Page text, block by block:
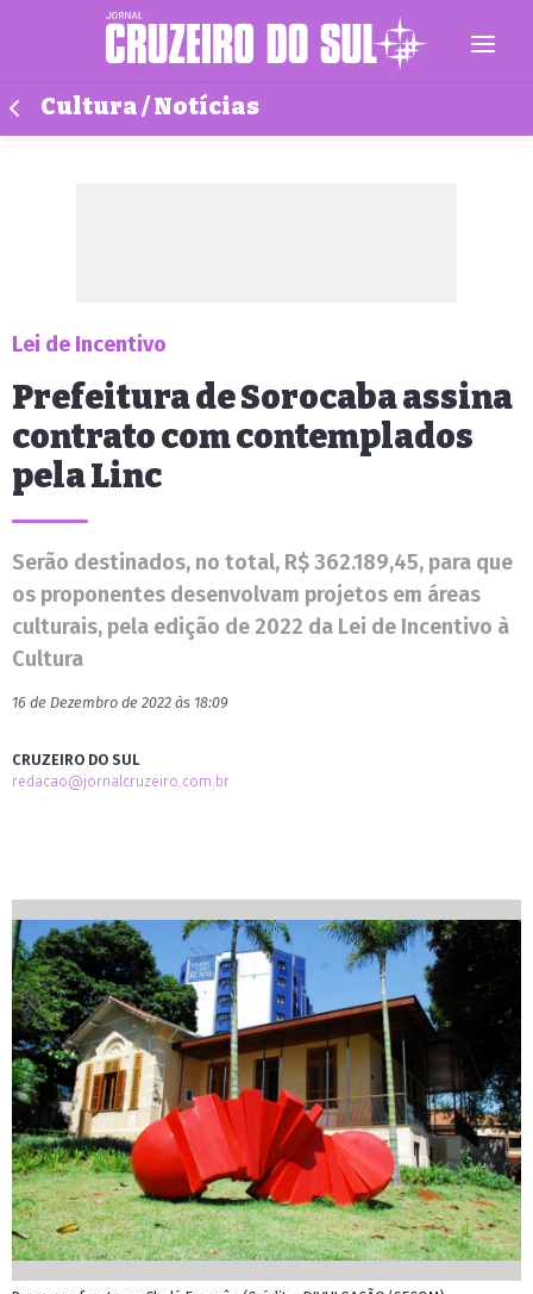
Cultura / Notícias
Lei de Incentivo
Prefeitura de Sorocaba assina
contrato com contemplados
pela Linc
Serão destinados, no total, R$ 362.189,45, para que
os proponentes desenvolvam projetos em áreas
culturais, pela edição de 2022 da Lei de Incentivo à
Cultura
16 de Dezembro de 2022 às 18:09
CRUZEIRO DO SUL
redacao@jornalcruzeiro.com.br